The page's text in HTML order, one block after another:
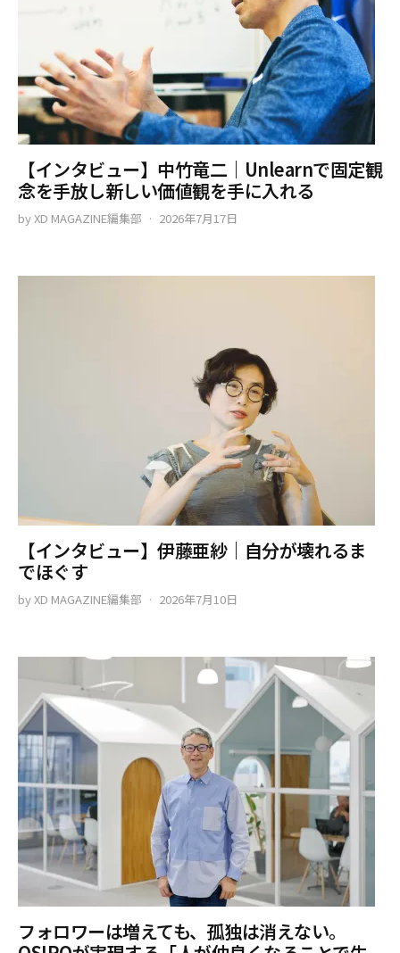
【インタビュー】中竹竜二｜Unlearnで固定観
念を手放し新しい価値観を手に入れる
byXD MAGAZINE編集部 2026年7月17日
【インタビュー】伊藤亜紗｜自分が壊れるま
でほぐす
byXD MAGAZINE編集部 2026年7月10日
フォロワーは増えても、孤独は消えない。